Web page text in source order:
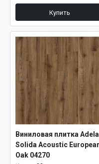
Купить
Виниловая плитка
Solida Acoustic
Oak 04270